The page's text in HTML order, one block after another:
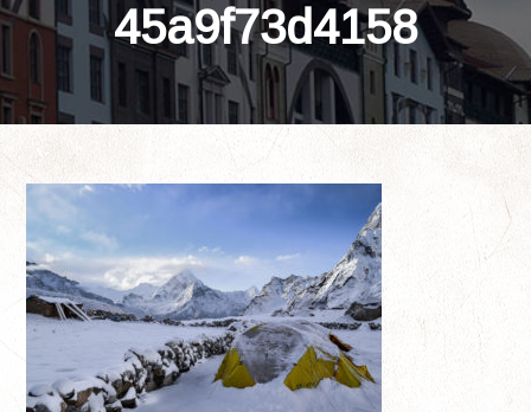
45a9f73d4158